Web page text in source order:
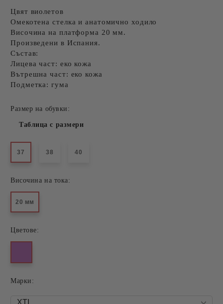
Цвят виолетов
Омекотена стелка и анатомично ходило
Височина на платформа 20 мм.
Произведени в Испания.
Състав:
Лицева част: еко кожа
Вътрешна част: еко кожа
Подметка: гума
Размер на обувки:
Таблица с размери
37 38 40
Височина на тока:
20 мм
Цветове:
Mарки: